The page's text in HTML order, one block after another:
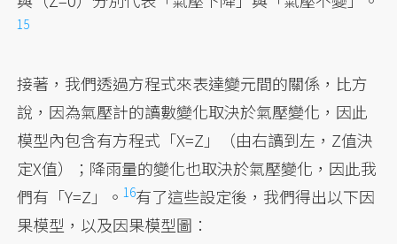
15
接著，我們透過方程式來表達變元間的關係，比方
說，因為氣壓計的讀數變化取決於氣壓變化，因此
模型內包含有方程式「X=Z」（由右讀到左，Z值決
定X值）；降雨量的變化也取決於氣壓變化，因此我
們有「Y=Z」。16有了這些設定後，我們得出以下因
果模型，以及因果模型圖：